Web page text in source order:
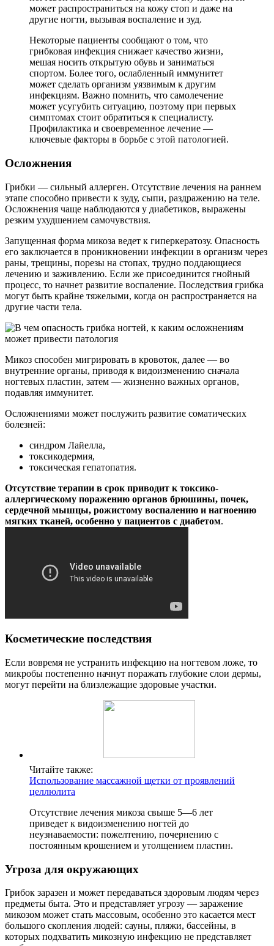
может распространиться на кожу стоп и даже на
другие ногти, вызывая воспаление и зуд.
Некоторые пациенты сообщают о том, что
грибковая инфекция снижает качество жизни,
мешая носить открытую обувь и заниматься
спортом. Более того, ослабленный иммунитет
может сделать организм уязвимым к другим
инфекциям. Важно помнить, что самолечение
может усугубить ситуацию, поэтому при первых
симптомах стоит обратиться к специалисту.
Профилактика и своевременное лечение —
ключевые факторы в борьбе с этой патологией.
Осложнения
Грибки — сильный аллерген. Отсутствие лечения на раннем
этапе способно привести к зуду, сыпи, раздражению на теле.
Осложнения чаще наблюдаются у диабетиков, выражены
резким ухудшением самочувствия.
Запущенная форма микоза ведет к гиперкератозу. Опасность
его заключается в проникновении инфекции в организм через
раны, трещины, порезы на стопах, трудно поддающиеся
лечению и заживлению. Если же присоединится гнойный
процесс, то начнет развитие воспаление. Последствия грибка
могут быть крайне тяжелыми, когда он распространяется на
другие части тела.
Микоз способен мигрировать в кровоток, далее — во
внутренние органы, приводя к видоизменению сначала
ногтевых пластин, затем — жизненно важных органов,
подавляя иммунитет.
Осложнениями может послужить развитие соматических
болезней:
синдром Лайелла,
токсикодермия,
токсическая гепатопатия.
Отсутствие терапии в срок приводит к токсико-
аллергическому поражению органов брюшины, почек,
сердечной мышцы, рожистому воспалению и нагноению
мягких тканей, особенно у пациентов с диабетом.
Косметические последствия
Если вовремя не устранить инфекцию на ногтевом ложе, то
микробы постепенно начнут поражать глубокие слои дермы,
могут перейти на близлежащие здоровые участки.
Читайте также:
Использование массажной щетки от проявлений
целлюлита
Отсутствие лечения микоза свыше 5—6 лет
приведет к видоизменению ногтей до
неузнаваемости: пожелтению, почернению с
постоянным крошением и утолщением пластин.
Угроза для окружающих
Грибок заразен и может передаваться здоровым людям через
предметы быта. Это и представляет угрозу — заражение
микозом может стать массовым, особенно это касается мест
большого скопления людей: сауны, пляжи, бассейны, в
которых подхватить микозную инфекцию не представляет